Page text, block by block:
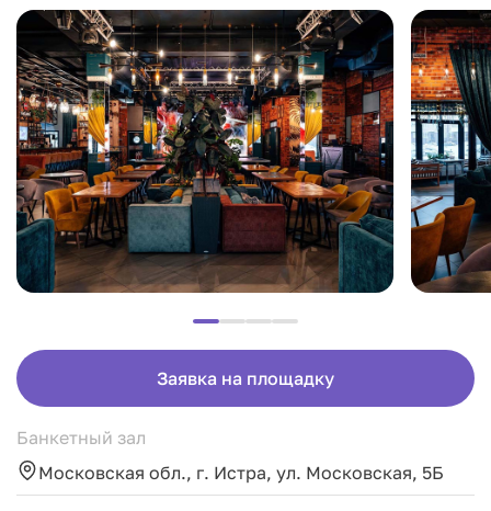
Заявка на площадку
Банкетный зал
Московская обл., г. Истра, ул. Московская, 5Б